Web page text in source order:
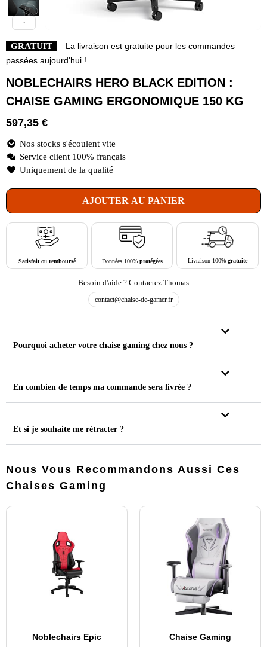
GRATUIT
La livraison est gratuite pour les commandes
passées aujourd'hui !
NOBLECHAIRS HERO BLACK EDITION :
CHAISE GAMING ERGONOMIQUE 150 KG
597,35 €
Nos stocks s'écoulent vite
Service client 100% français
Uniquement de la qualité
AJOUTER AU PANIER
Satisfaitou remboursé Données 100% protégées Livraison 100%gratuite
Besoin d'aide ? Contactez Thomas
contact@chaise-de-gamer.fr
Pourquoi acheter votre chaise gaming chez nous ?
En combien de temps ma commande sera livrée ?
Et si je souhaite me rétracter ?
Nous Vous Recommandons Aussi Ces
Chaises Gaming
Noblechairs Epic
Chaise Gaming